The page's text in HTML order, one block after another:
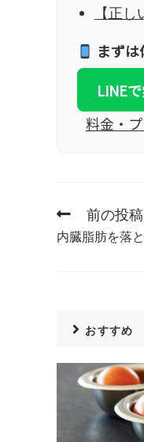
【正
まず
LINE
料金・
前の投稿
内臓脂肪を落
おすすめ